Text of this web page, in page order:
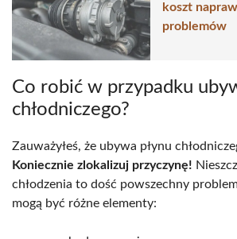
koszt
problemów
Co robić w przypadku
chłodniczego?
Zauważyłeś, że ubywa płynu
Koniecznie zlokalizuj przyczynę!
chłodzenia to dość powszechny
mogą być różne elementy: